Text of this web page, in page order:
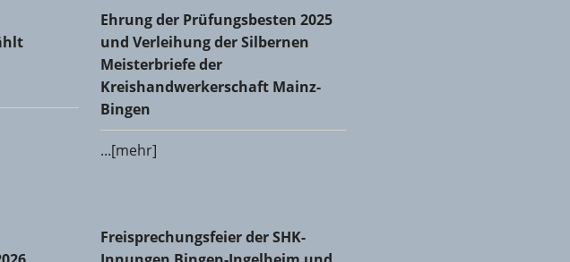
gewählt
Ehrung der Prüfungsbesten 2025 und Verleihung der Silbernen
Meisterbriefe der Kreishandwerkerschaft Mainz-Bingen
Ehrung der Prüfungsbesten 2025
und Verleihung der Silbernen
Meisterbriefe der
Kreishandwerkerschaft Mainz-
Bingen
...[mehr]
Michael Dralle zum neuen Obermeister gewählt
2026Freisprechungsfeier der SHK-Innungen Bingen-Ingelheim und Mainz
Freisprechungsfeier der SHK-